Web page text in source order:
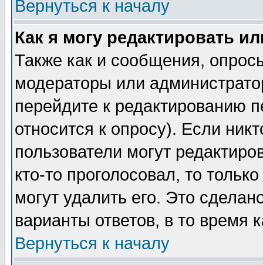
Вернуться к началу
Как я могу редактировать
Также как и сообщения,
модераторы или
перейдите к редактированию
относится к опросу). Если
пользователи могут
кто-то проголосовал, то
могут удалить его. Это
варианты ответов, в то время
Вернуться к началу